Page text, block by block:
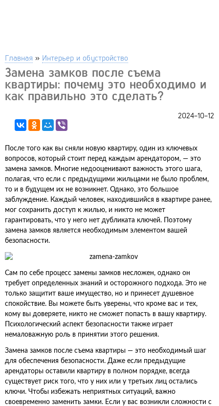
Главная » Интерьер и обустройство
Замена замков после съема
квартиры: почему это необходимо и
как правильно это сделать?
2024-10-12
После того как вы сняли новую квартиру, один из ключевых
вопросов, который стоит перед каждым арендатором, — это
замена замков. Многие недооценивают важность этого шага,
полагая, что если с предыдущими жильцами не было проблем,
то и в будущем их не возникнет. Однако, это большое
заблуждение. Каждый человек, находившийся в квартире ранее,
мог сохранить доступ к жилью, и никто не может
гарантировать, что у него нет дубликата ключей. Поэтому
замена замков является необходимым элементом вашей
безопасности.
Сам по себе процесс замены замков несложен, однако он
требует определенных знаний и осторожного подхода. Это не
только защитит ваше имущество, но и принесет душевное
спокойствие. Вы можете быть уверены, что кроме вас и тех,
кому вы доверяете, никто не сможет попасть в вашу квартиру.
Психологический аспект безопасности также играет
немаловажную роль в принятии этого решения.
Замена замков после съема квартиры — это необходимый шаг
для обеспечения безопасности. Даже если предыдущие
арендаторы оставили квартиру в полном порядке, всегда
существует риск того, что у них или у третьих лиц остались
ключи. Чтобы избежать неприятных ситуаций, важно
своевременно заменить замки. Если у вас возникли сложности с